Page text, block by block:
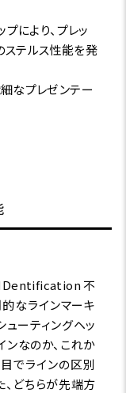
により、プレッ
ステルス性能を発
なプレゼンテー
不
なラインマーキ
ューティングヘッ
ンなのか、これか
でラインの区別
、どちらが先端方